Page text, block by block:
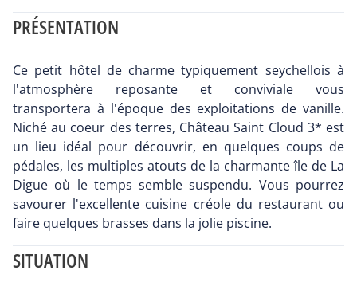
PRÉSENTATION
Ce petit hôtel de charme typiquement seychellois à
l'atmosphère reposante et conviviale vous
transportera à l'époque des exploitations de vanille.
Niché au coeur des terres, Château Saint Cloud 3* est
un lieu idéal pour découvrir, en quelques coups de
pédales, les multiples atouts de la charmante île de La
Digue où le temps semble suspendu. Vous pourrez
savourer l'excellente cuisine créole du restaurant ou
faire quelques brasses dans la jolie piscine.
SITUATION